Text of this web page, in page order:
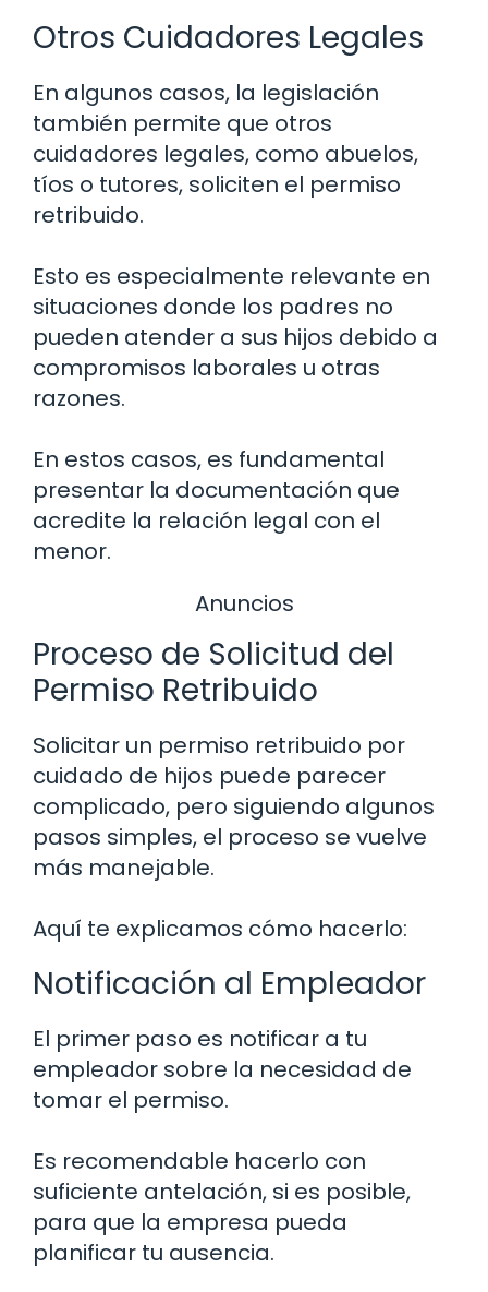
Otros Cuidadores Legales
En algunos casos, la legislación
también permite que otros
cuidadores legales, como abuelos,
tíos o tutores, soliciten el permiso
retribuido.
Esto es especialmente relevante en
situaciones donde los padres no
pueden atender a sus hijos debido a
compromisos laborales u otras
razones.
En estos casos, es fundamental
presentar la documentación que
acredite la relación legal con el
menor.
Anuncios
Proceso de Solicitud del
Permiso Retribuido
Solicitar un permiso retribuido por
cuidado de hijos puede parecer
complicado, pero siguiendo algunos
pasos simples, el proceso se vuelve
más manejable.
Aquí te explicamos cómo hacerlo:
Notificación al Empleador
El primer paso es notificar a tu
empleador sobre la necesidad de
tomar el permiso.
Es recomendable hacerlo con
suficiente antelación, si es posible,
para que la empresa pueda
planificar tu ausencia.